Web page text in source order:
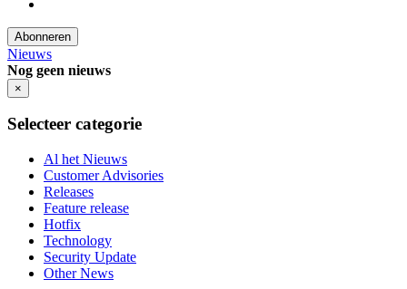
Abonneren
Nieuws
Nog geen nieuws
×
Selecteer categorie
Al het Nieuws
Customer Advisories
Releases
Feature release
Hotfix
Technology
Security Update
Other News